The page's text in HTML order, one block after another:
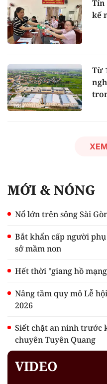
Tín
kế
Từ
MỚI & NÓNG
Nổ lớn trên sông Sài
Bắt khẩn cấp người
sở mầm non
Hết thời "giang hồ
Nâng tầm quy mô Lễ
2026
Siết chặt an ninh trước
chuyên Tuyên Quang
VIDEO